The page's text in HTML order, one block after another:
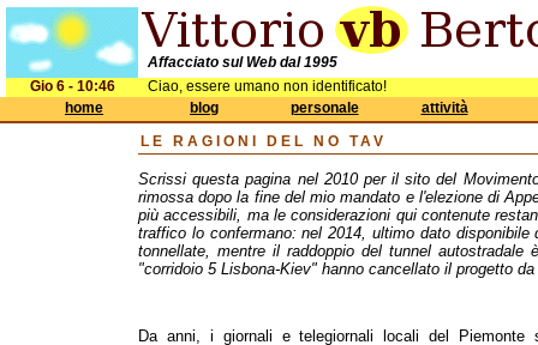
Affacciato sul Web dal 1995
Gio 6 - 10:46
Ciao, essere umano non identificato!
home
blog personale
attività
LE RAGIONI DEL NO TAV
Scrissi questa pagina nel 2010 per il sito del
rimossa dopo la fine del mio mandato e l'elezione di
più accessibili, ma le considerazioni qui contenute
traffico lo confermano: nel 2014, ultimo dato
tonnellate, mentre il raddoppio del tunnel
"corridoio 5 Lisbona-Kiev" hanno cancellato il progetto
Da anni, i giornali e telegiornali locali del Piemonte